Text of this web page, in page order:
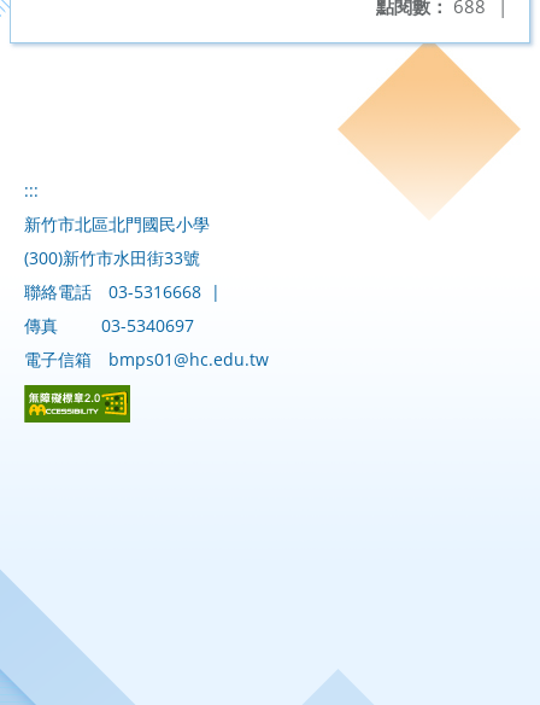
點閱數： 688 |
:::
新竹市北區北門國民小學
(300)新竹市水田街33號
聯絡電話
03-5316668 |
傳真
03-5340697
電子信箱
bmps01@hc.edu.tw